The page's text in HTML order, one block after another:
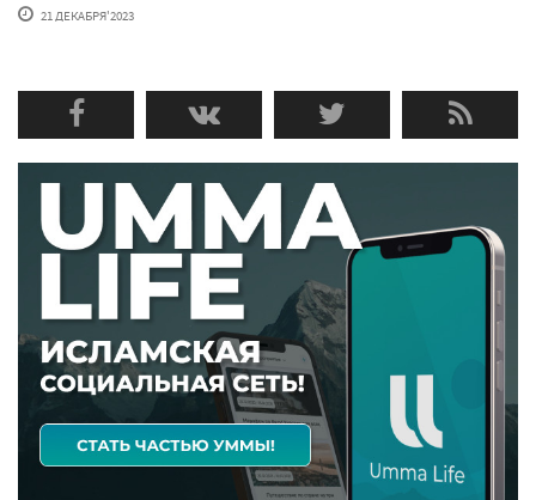
21 ДЕКАБРЯ'2023